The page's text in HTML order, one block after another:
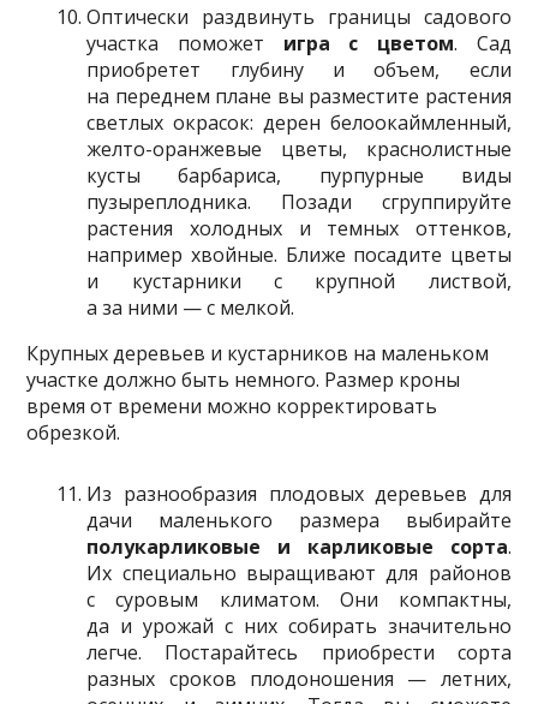
Оптически раздвинуть границы садового
участка поможет игра с цветом. Сад
приобретет глубину и объем, если
на переднем плане вы разместите растения
светлых окрасок: дерен белоокаймленный,
желто-оранжевые цветы, краснолистные
кусты барбариса, пурпурные виды
пузыреплодника. Позади сгруппируйте
растения холодных и темных оттенков,
например хвойные. Ближе посадите цветы
и кустарники с крупной листвой,
а за ними — с мелкой.
Крупных деревьев и кустарников на маленьком
участке должно быть немного. Размер кроны
время от времени можно корректировать
обрезкой.
Из разнообразия плодовых деревьев для
дачи маленького размера выбирайте
полукарликовые и карликовые сорта.
Их специально выращивают для районов
с суровым климатом. Они компактны,
да и урожай с них собирать значительно
легче. Постарайтесь приобрести сорта
разных сроков плодоношения — летних,